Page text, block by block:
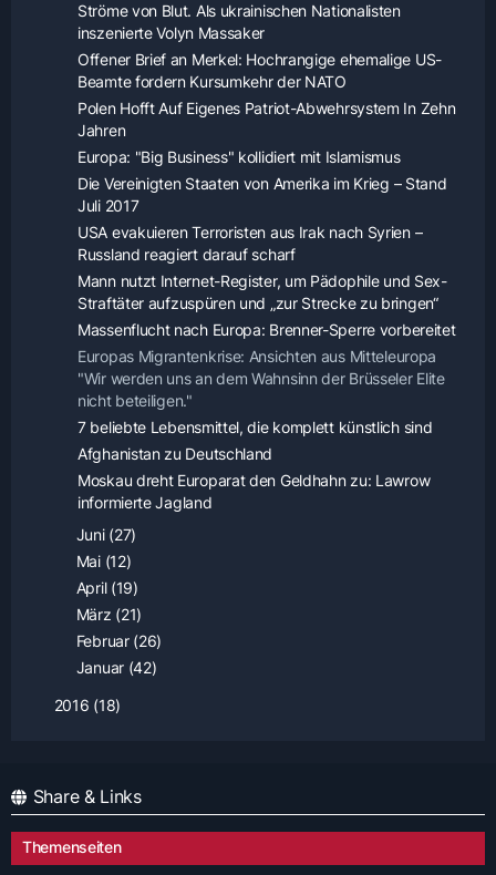
Ströme von Blut. Als ukrainischen Nationalisten
inszenierte Volyn Massaker
Offener Brief an Merkel: Hochrangige ehemalige US-
Beamte fordern Kursumkehr der NATO
Polen Hofft Auf Eigenes Patriot-Abwehrsystem In Zehn
Jahren
Europa: "Big Business" kollidiert mit Islamismus
Die Vereinigten Staaten von Amerika im Krieg – Stand
Juli 2017
USA evakuieren Terroristen aus Irak nach Syrien –
Russland reagiert darauf scharf
Mann nutzt Internet-Register, um Pädophile und Sex-
Straftäter aufzuspüren und „zur Strecke zu bringen“
Massenflucht nach Europa: Brenner-Sperre vorbereitet
Europas Migrantenkrise: Ansichten aus Mitteleuropa
"Wir werden uns an dem Wahnsinn der Brüsseler Elite
nicht beteiligen."
7 beliebte Lebensmittel, die komplett künstlich sind
Afghanistan zu Deutschland
Moskau dreht Europarat den Geldhahn zu: Lawrow
informierte Jagland
Juni (27)
Mai (12)
April (19)
März (21)
Februar (26)
Januar (42)
2016 (18)
Share & Links
Themenseiten